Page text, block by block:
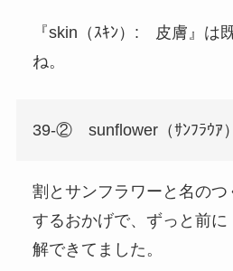
『skin（ｽｷﾝ）: 皮膚』は
ね。
39-② sunflower（ｻﾝﾌﾗｳｱ
割とサンフラワーと名のつ
するおかげで、ずっと前に
解できてました。